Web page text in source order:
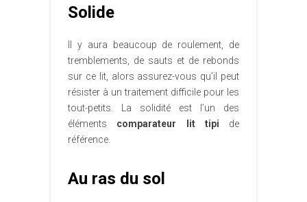
Solide
Il y aura beaucoup de roulement, de
tremblements, de sauts et de rebonds
sur ce lit, alors assurez-vous qu’il peut
résister à un traitement difficile pour les
tout-petits. La solidité est l’un des
éléments comparateur lit tipi de
référence.
Au ras du sol